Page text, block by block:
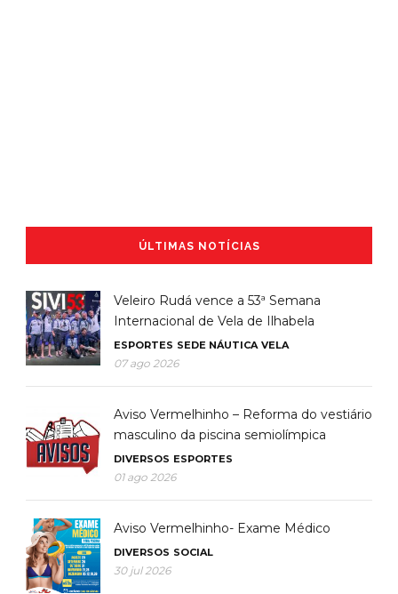
ÚLTIMAS NOTÍCIAS
Veleiro Rudá vence a 53ª Semana
Internacional de Vela de Ilhabela
ESPORTES SEDE NÁUTICA VELA
07 ago 2026
Aviso Vermelhinho – Reforma do vestiário
masculino da piscina semiolímpica
DIVERSOS ESPORTES
01 ago 2026
Aviso Vermelhinho- Exame Médico
DIVERSOS SOCIAL
30 jul 2026